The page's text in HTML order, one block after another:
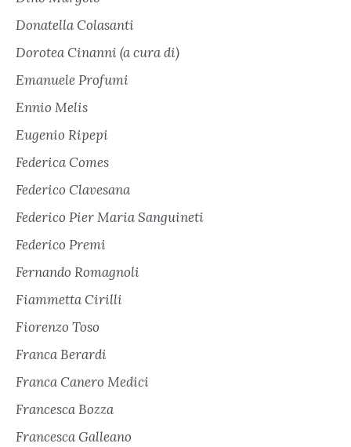
Donatella Colasanti
Dorotea Cinanni (a cura di)
Emanuele Profumi
Ennio Melis
Eugenio Ripepi
Federica Comes
Federico Clavesana
Federico Pier Maria Sanguineti
Federico Premi
Fernando Romagnoli
Fiammetta Cirilli
Fiorenzo Toso
Franca Berardi
Franca Canero Medici
Francesca Bozza
Francesca Galleano